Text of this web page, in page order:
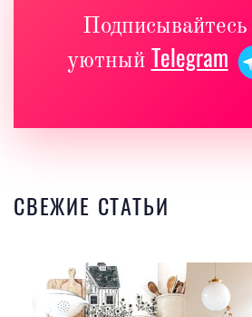
уютный Telegram
СВЕЖИЕ СТАТЬИ